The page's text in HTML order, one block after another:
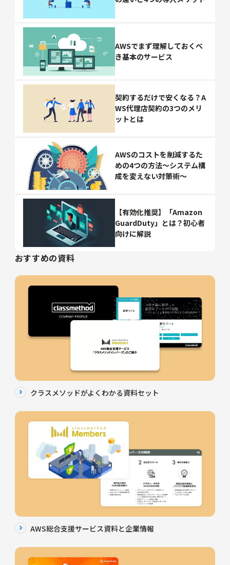
AWSでまず理解しておくべ
き基本のサービス
契約するだけで安くなる？A
WS代理店契約の3つのメリ
ットとは
AWSのコストを削減するた
めの4つの方法～システム構
成を変えない対策術～
【有効化推奨】「Amazon
GuardDuty」とは？初心者
向けに解説
おすすめの資料
クラスメソッドがよくわかる資料セット
AWS総合支援サービス資料と企業情報